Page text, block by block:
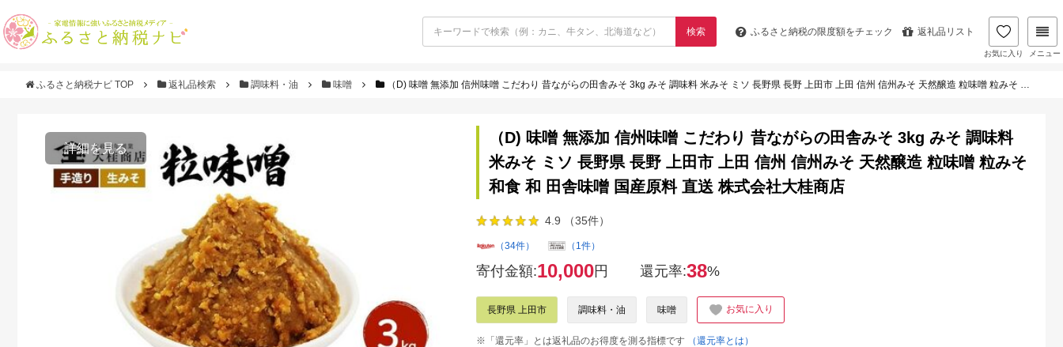
検索 ふるさと納税の限度額をチェック 返礼品リスト
お気に入り メニュー
ふるさと納税ナビ TOP 返礼品検索 調味料・油 味噌 （D) 味噌 無添加 信州味噌 こだわり 昔ながらの田舎みそ 3kg みそ 調味料 米みそ ミソ 長野県 長野 上田市 上田 信州 信州みそ 天然醸造 粒味噌 粒みそ 和食 和 田舎味噌 国産原料 直送 株式会社大桂商店
詳細を見る
（D) 味噌 無添加 信州味噌 こだわり 昔ながらの田舎みそ 3kg みそ 調味料
米みそ ミソ 長野県 長野 上田市 上田 信州 信州みそ 天然醸造 粒味噌 粒みそ
和食 和 田舎味噌 国産原料 直送 株式会社大桂商店
4.9 （35件）
（34件） （1件）
寄付金額:10,000円 還元率:38%
長野県 上田市 調味料・油 味噌 お気に入り
※「還元率」とは返礼品のお得度を測る指標です
（還元率とは）